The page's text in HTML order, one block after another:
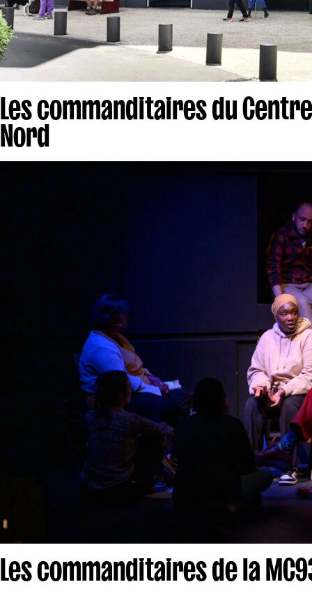
Les commanditaires du
Nord
Les commanditaires de la